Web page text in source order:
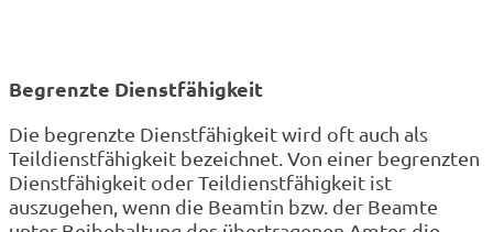
Begrenzte Dienstfähigkeit
Die begrenzte Dienstfähigkeit wird oft auch als
Teildienstfähigkeit bezeichnet. Von einer begrenzten
Dienstfähigkeit oder Teildienstfähigkeit ist
auszugehen, wenn die Beamtin bzw. der Beamte